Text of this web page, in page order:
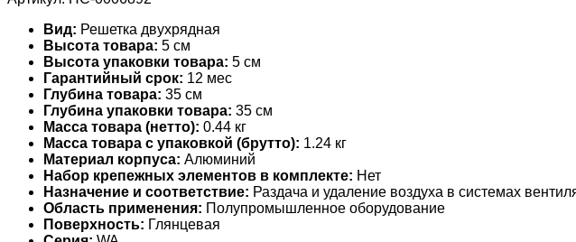
Вид: Решетка двухрядная
Высота товара: 5 см
Высота упаковки товара: 5 см
Гарантийный срок: 12 мес
Глубина товара: 35 см
Глубина упаковки товара: 35 см
Масса товара (нетто): 0.44 кг
Масса товара с упаковкой (брутто): 1.24 кг
Материал корпуса: Алюминий
Набор крепежных элементов в комплекте: Нет
Назначение и соответствие: Раздача и удаление воздуха в системах
Область применения: Полупромышленное оборудование
Поверхность: Глянцевая